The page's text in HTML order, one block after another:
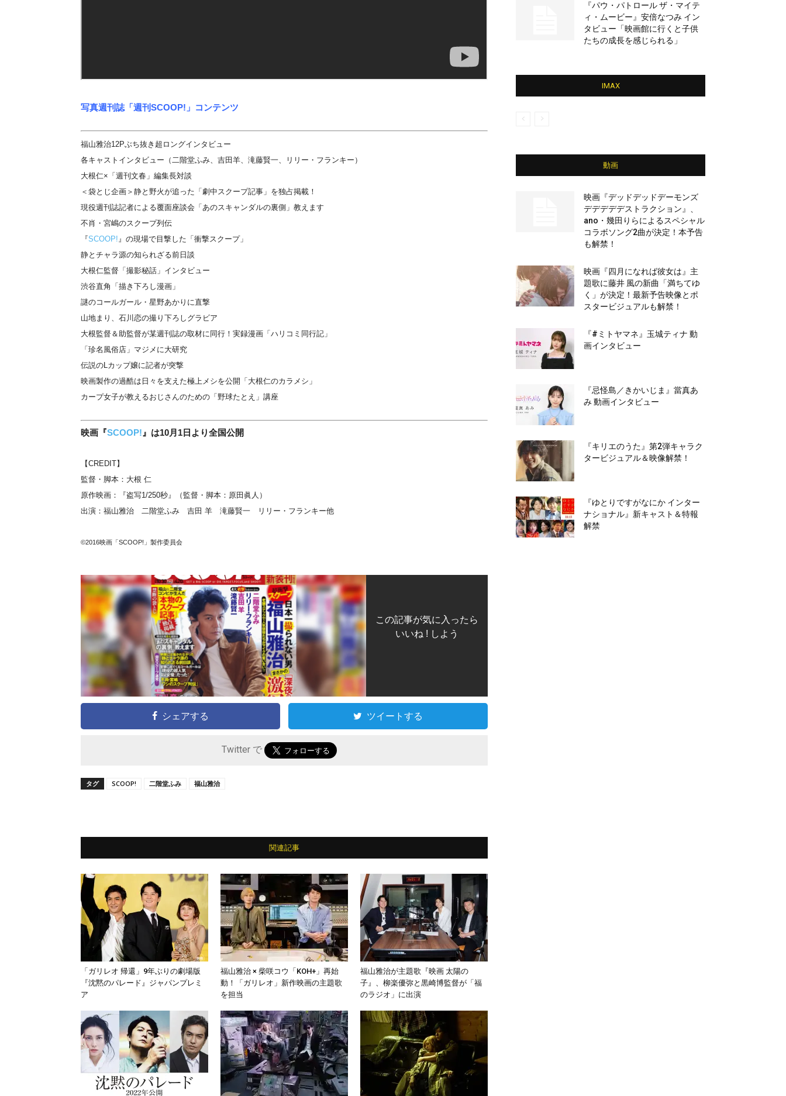
写真週刊誌「週刊SCOOP!」コンテンツ
福山雅治12Pぶち抜き超ロングインタビュー
各キャストインタビュー（二階堂ふみ、吉田羊、滝藤賢一、リリー・フランキー）
大根仁×「週刊文春」編集長対談
＜袋とじ企画＞静と野火が追った「劇中スクープ記事」を独占掲載！
現役週刊誌記者による覆面座談会「あのスキャンダルの裏側」教えます
不肖・宮嶋のスクープ列伝
『SCOOP! 』の現場で目撃した「衝撃スクープ」
静とチャラ源の知られざる前日談
大根仁監督「撮影秘話」インタビュー
渋谷直角「描き下ろし漫画」
謎のコールガール・星野あかりに直撃
山地まり、石川恋の撮り下ろしグラビア
大根監督＆助監督が某週刊誌の取材に同行！実録漫画「ハリコミ同行記」
「珍名風俗店」マジメに大研究
伝説のLカップ嬢に記者が突撃
映画製作の過酷は日々を支えた極上メシを公開「大根仁のカラメシ」
カープ女子が教えるおじさんのための「野球たとえ」講座
映画『SCOOP! 』は10月1日より全国公開
【CREDIT】
監督・脚本：大根 仁
原作映画：『盗写1/250秒』（監督・脚本：原田眞人）
出演：福山雅治 二階堂ふみ 吉田 羊 滝藤賢一 リリー・フランキー他
©2016映画「SCOOP!」製作委員会
この記事が気に入ったら
いいね ! しよう
シェアする ツイートする
Twitter で
タグ SCOOP! 二階堂ふみ 福山雅治
関連記事
「ガリレオ 帰還」9年ぶりの劇場版
『沈黙のパレード』ジャパンプレミ
ア
福山雅治 × 柴咲コウ「KOH+」再始
動！「ガリレオ」新作映画の主題歌
を担当
福山雅治が主題歌『映画 太陽の
子』、柳楽優弥と黒崎博監督が「福
のラジオ」に出演
『パウ・パトロール ザ・マイテ
ィ・ムービー』安倍なつみ イン
タビュー「映画館に行くと子供
たちの成長を感じられる」
IMAX
動画
映画『デッドデッドデーモンズ
デデデデデストラクション』、
ano・幾田りらによるスペシャル
コラボソング2曲が決定！本予告
も解禁！
映画『四月になれば彼女は』主
題歌に藤井 風の新曲「満ちてゆ
く」が決定！最新予告映像とポ
スタービジュアルも解禁！
『#ミトヤマネ』玉城ティナ 動
画インタビュー
『忌怪島／きかいじま』當真あ
み 動画インタビュー
『キリエのうた』第2弾キャラク
タービジュアル＆映像解禁！
『ゆとりですがなにか インター
ナショナル』新キャスト＆特報
解禁